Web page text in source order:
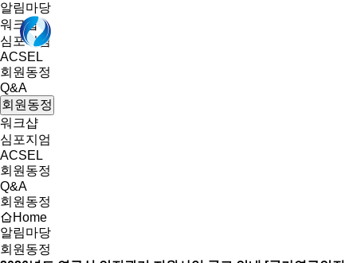
알림마당
워크샵
심포지엄
ACSEL
회원동정
Q&A
회원동정
워크샵
심포지엄
ACSEL
회원동정
Q&A
회원동정
Home
알림마당
회원동정